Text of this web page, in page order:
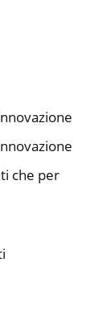
che per